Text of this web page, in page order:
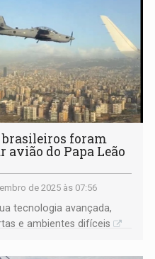
brasileiros foram
avião do Papa Leão
de 2025 às 07:56
tecnologia avançada,
e ambientes difíceis